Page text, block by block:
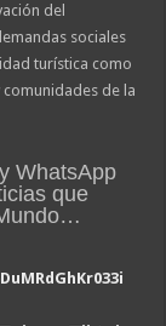
del
sociales
turística como
de la
WhatsApp
que